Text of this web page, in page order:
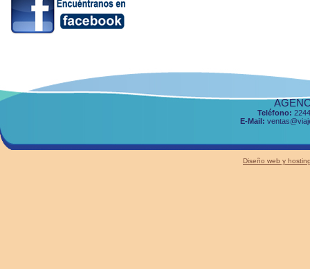
Teléfono:
E-Mail:
Diseño web y